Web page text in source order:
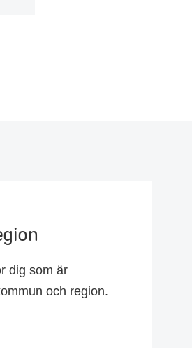
dig som är
och region.